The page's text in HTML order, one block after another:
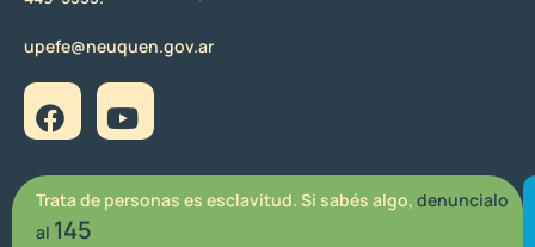
upefe@neuquen.gov.ar
Trata de personas es esclavitud. Si sabés algo, denuncialo
al 145